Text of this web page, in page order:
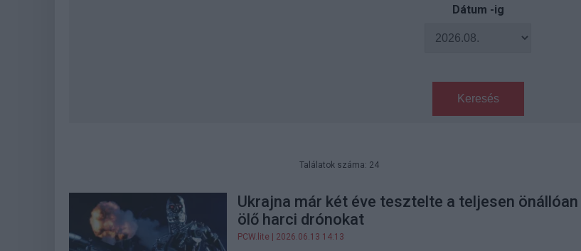
Dátum -ig
Keresés
Találatok száma: 24
Ukrajna már két éve tesztelte a teljesen önállóan
ölő harci drónokat
PCW.lite | 2026.06.13 14:13